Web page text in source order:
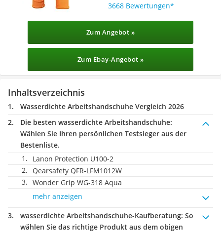
3668 Bewertungen
Zum Angebot »
Zum Ebay-Angebot »
Inhaltsverzeichnis
Wasserdichte Arbeitshandschuhe Vergleich 2026
Die besten wasserdichte Arbeitshandschuhe:
Wählen Sie Ihren persönlichen Testsieger aus der
Bestenliste.
Lanon Protection U100-2
Qearsafety QFR-LFM1012W
Wonder Grip WG-318 Aqua
mehr anzeigen
wasserdichte Arbeitshandschuhe-Kaufberatung: So
wählen Sie das richtige Produkt aus dem obigen